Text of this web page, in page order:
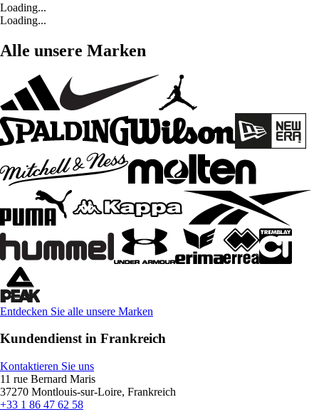
Loading...
Loading...
Alle unsere Marken
Entdecken Sie alle unsere Marken
Kundendienst in Frankreich
Kontaktieren Sie uns
11 rue Bernard Maris
37270 Montlouis-sur-Loire, Frankreich
+33 1 86 47 62 58